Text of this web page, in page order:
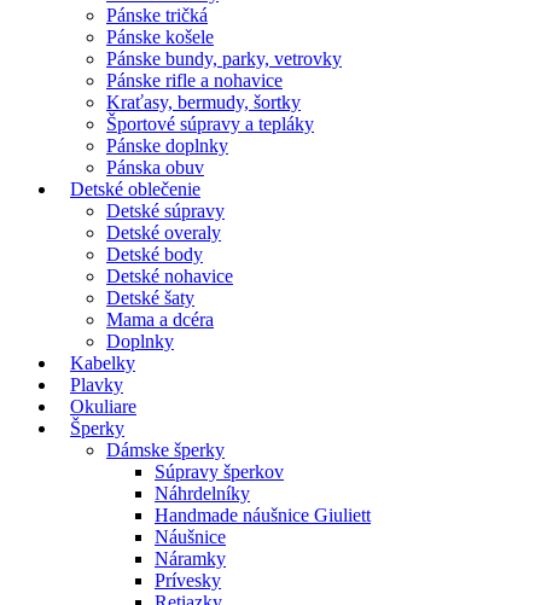
Pánske tričká
Pánske košele
Pánske bundy, parky, vetrovky
Pánske rifle a nohavice
Kraťasy, bermudy, šortky
Športové súpravy a tepláky
Pánske doplnky
Pánska obuv
Detské oblečenie
Detské súpravy
Detské overaly
Detské body
Detské nohavice
Detské šaty
Mama a dcéra
Doplnky
Kabelky
Plavky
Okuliare
Šperky
Dámske šperky
Súpravy šperkov
Náhrdelníky
Handmade náušnice Giuliett
Náušnice
Náramky
Prívesky